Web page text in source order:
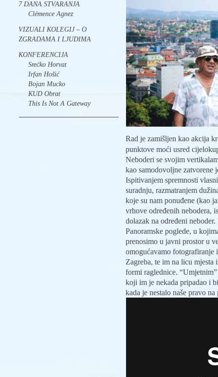
7 DANA STVARANJA
Clémence Agnez
VIZUALI KOLEGIJ – O
ZGRADAMA I LJUDIMA
KONFERENCIJA
Srećko Horvat
Irfan Hošić
Bojan Mucko
KUD Obrat
This Is Not A Gateway
Rad je zamišljen kao akcija
punktove moći usred
Neboderi se svojim
kao samodovoljne zatvorene
Ispitivanjem spremnosti
suradnju, razmatranjem
koje su nam ponuđene (kao
vrhove određenih nebodera,
dolazak na određeni
Panoramske poglede, u
prenosimo u javni prostor u
omogućavamo
Zagreba, te im na licu
formi raglednice.
koji im je nekada pripadao i
kada je nestalo naše pravo